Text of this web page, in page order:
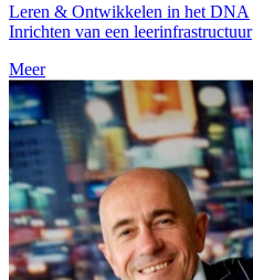
Leren & Ontwikkelen in het DNA
Inrichten van een leerinfrastructuur
Meer